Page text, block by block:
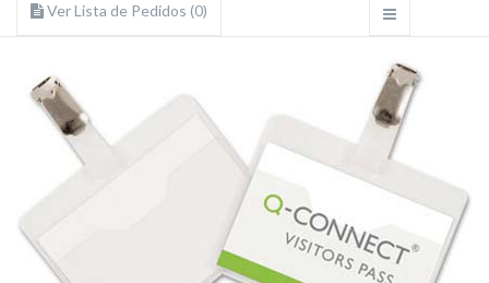
Ver Lista de Pedidos (0)